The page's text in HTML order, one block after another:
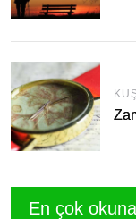
En çok